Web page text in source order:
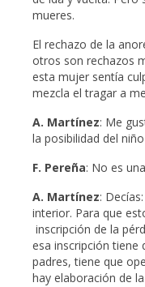
mueres.
El rechazo de la
otros son rechazos
esta mujer sentía
mezcla el tragar a
A. Martínez: Me
la posibilidad del
F. Pereña: No es
A. Martínez:
interior. Para que
inscripción de la
esa inscripción tiene
padres, tiene que
hay elaboración de